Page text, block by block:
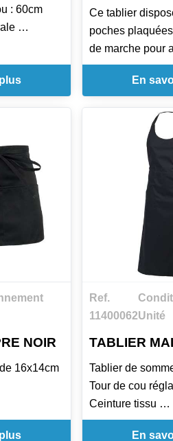
: 60cm
Ce tablier
poches
de marche pour
aisance.
Fente de
Ceinture tissu :
Hauteur : 59cm/
Existe en 7
prune, noir,
rouge et chocolat.
En
NOIR
16x14cm
Ref.
11400062Unité
TABLIER
Tablier de
Tour de cou
Ceinture tissu
1 poche stylo
En